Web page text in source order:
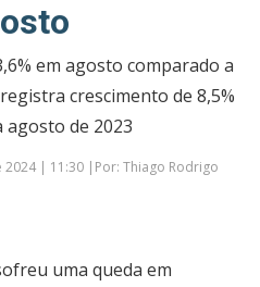
em agosto comparado a
crescimento de 8,5%
agosto de 2023
| 11:30 |Por: Thiago Rodrigo
uma queda em